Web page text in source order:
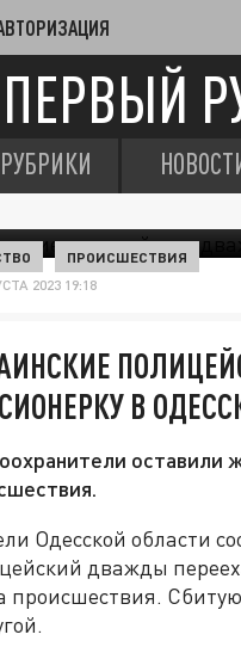
ПЕРВЫЙ
РУБРИКИ
ПРОИСШЕСТВИЯ
2023 19:18
В
оставили
Одесской области
дважды
происшествия.